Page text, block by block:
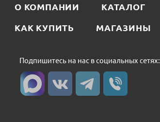
О КОМПАНИИ КАТАЛОГ
КАК КУПИТЬ
МАГАЗИНЫ
Подпишитесь на нас в социальных сетях: